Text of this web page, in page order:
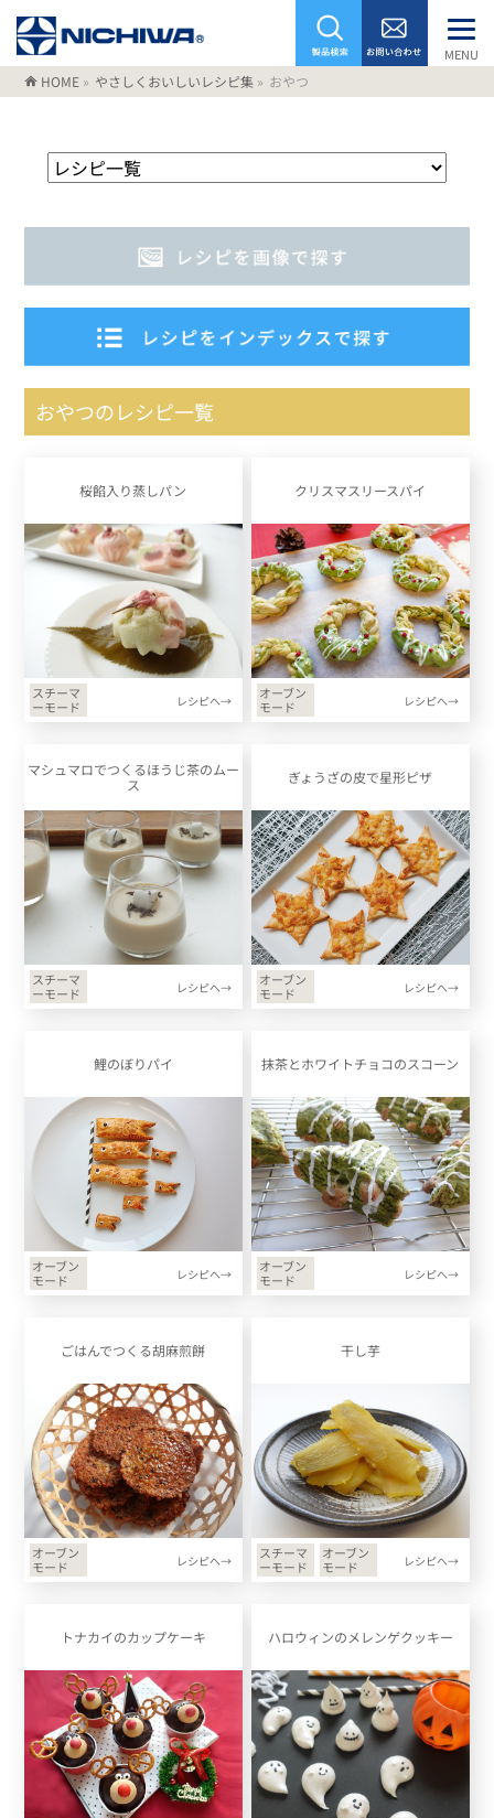
MENU
HOME » やさしくおいしいレシピ集 » おやつ
おやつのレシピ一覧
桜餡入り蒸しパン
スチーマ
ーモード
レシピへ→
クリスマスリースパイ
オーブン
モード
レシピへ→
マシュマロでつくるほうじ茶のムー
ス
スチーマ
ーモード
レシピへ→
ぎょうざの皮で星形ピザ
オーブン
モード
レシピへ→
鯉のぼりパイ
オーブン
モード
レシピへ→
抹茶とホワイトチョコのスコーン
オーブン
モード
レシピへ→
ごはんでつくる胡麻煎餅
オーブン
モード
レシピへ→
干し芋
スチーマ
ーモード
オーブン
モード
レシピへ→
トナカイのカップケーキ ハロウィンのメレンゲクッキー